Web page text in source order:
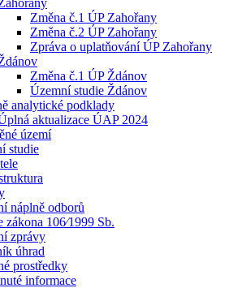
Změna č.1 ÚP Zahořany
Změna č.2 ÚP Zahořany
Zpráva o uplatňování ÚP Zahořany
Změna č.1 ÚP Ždánov
Územní studie Ždánov
analytické podklady
aktualizace ÚAP 2024
území
studie
náplně odborů
zákona 106⁄1999 Sb.
zprávy
úhrad
prostředky
informace